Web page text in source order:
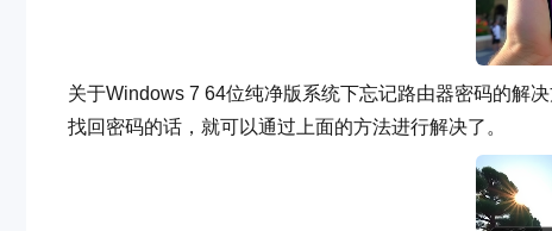
关于Windows 7 64位纯净版系统下忘记路由器密码的解
找回密码的话，就可以通过上面的方法进行解决了。